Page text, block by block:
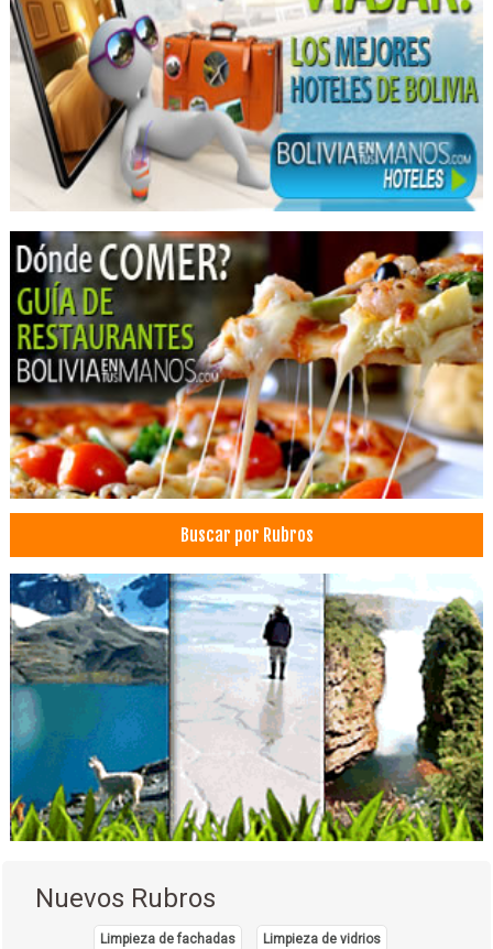
Administración, Asesores en
Agencias de Viajes y Turismo
Turismo: Agencias de Viaje
Viajes, Agencias de
Turismo de Aventura
Turismo Ecológico
Operadores Turisticos
Turismo
Operadora de Turismo
Polígrafos
Detector de Mentiras
Seguridad Informática
Pruebas de Polígrafos
Ductos
Extractores de aire
Limpieza de campanas
Limpieza de extractores
Guarderías, Kindergartens
Escuelas Privadas
Jardín de Niños
Kinder
Parvulario
Jardín Infantil
Buscar por Rubros
Nuevos Rubros
Limpieza de fachadas Limpieza de vidrios